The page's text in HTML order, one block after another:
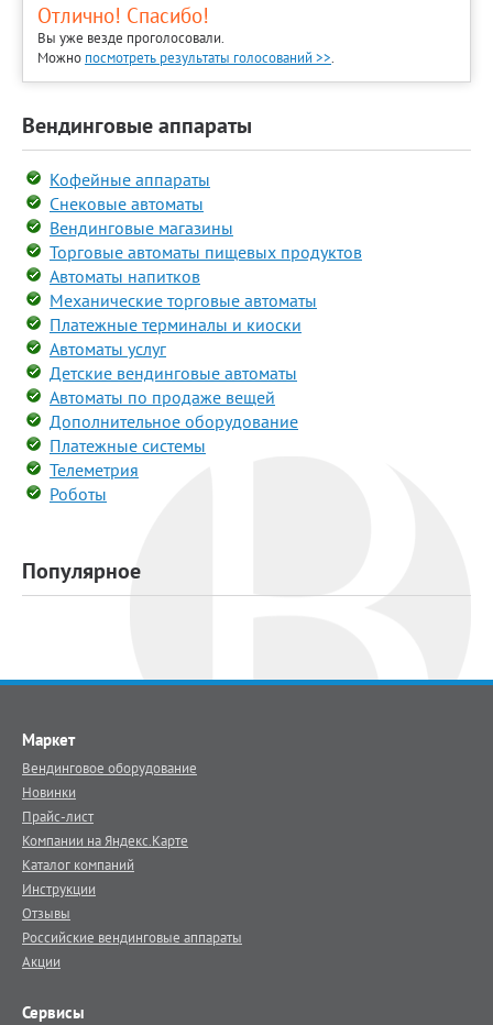
Отлично! Спасибо!
Вы уже везде проголосовали.
Можно посмотреть результаты голосований >>.
Вендинговые аппараты
Кофейные аппараты
Снековые автоматы
Вендинговые магазины
Торговые автоматы пищевых продуктов
Автоматы напитков
Механические торговые автоматы
Платежные терминалы и киоски
Автоматы услуг
Детские вендинговые автоматы
Автоматы по продаже вещей
Дополнительное оборудование
Платежные системы
Телеметрия
Роботы
Популярное
Маркет
Вендинговое оборудование
Новинки
Прайс-лист
Компании на Яндекс.Карте
Каталог компаний
Инструкции
Отзывы
Российские вендинговые аппараты
Акции
Сервисы